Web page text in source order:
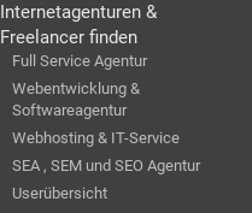
Internetagenturen &
Freelancer finden
Full Service Agentur
Webentwicklung &
Softwareagentur
Webhosting & IT-Service
SEA , SEM und SEO Agentur
Userübersicht